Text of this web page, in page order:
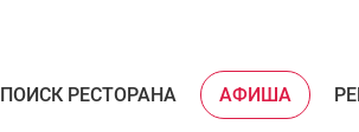
ПОИСК РЕСТОРАНА АФИША